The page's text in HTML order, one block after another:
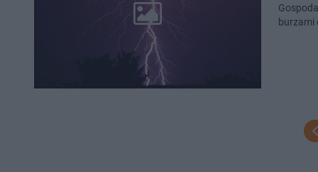
burzami